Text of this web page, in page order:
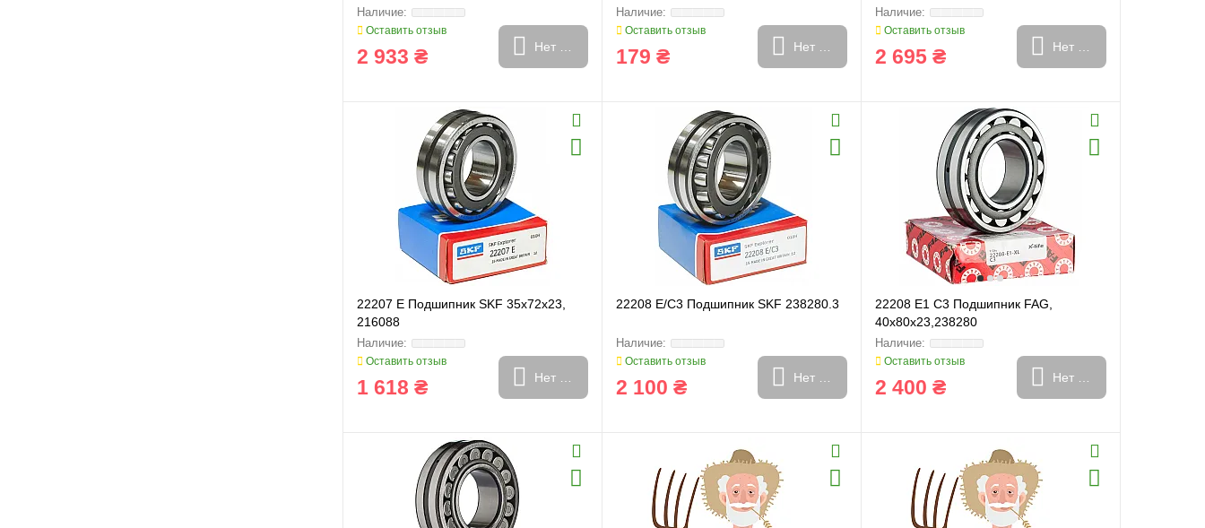
217329.0
Оставить отзыв
2 933 ₴ Нет в наличии
Оставить отзыв
179 ₴ Нет в наличии
Оставить отзыв
2 695 ₴ Нет в наличии
22207 E Подшипник SKF 35x72x23,
216088
Оставить отзыв
1 618 ₴ Нет в наличии
22208 E/C3 Подшипник SKF 238280.3
Оставить отзыв
2 100 ₴ Нет в наличии
22208 E1 C3 Подшипник FAG,
40х80х23,238280
Оставить отзыв
2 400 ₴ Нет в наличии